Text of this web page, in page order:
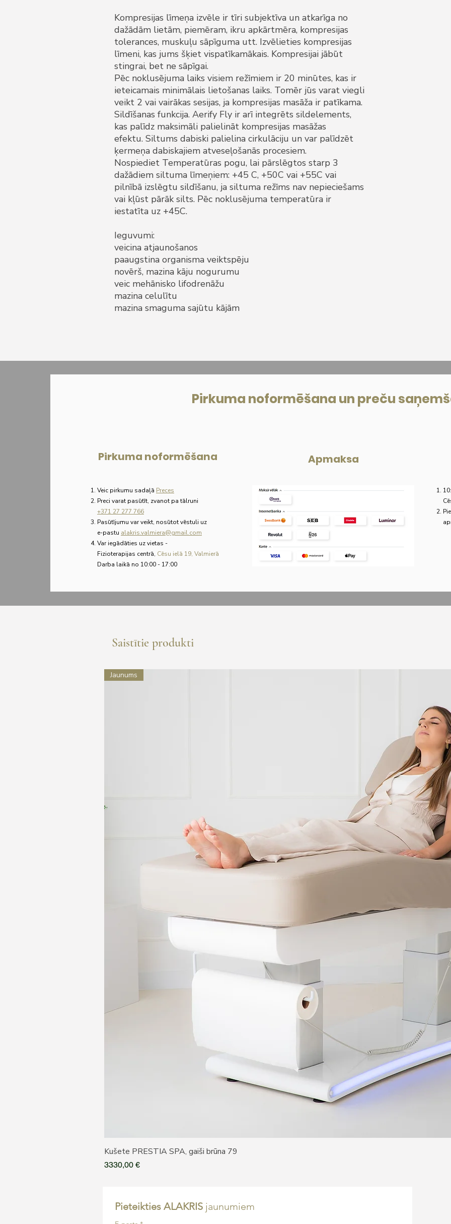
Kompresijas līmeņa izvēle ir tīri subjektīva un atkarīga no
dažādām lietām, piemēram, ikru apkārtmēra, kompresijas
tolerances, muskuļu sāpīguma utt. Izvēlieties kompresijas
līmeni, kas jums šķiet vispatīkamākais. Kompresijai jābūt
stingrai, bet ne sāpīgai.
Pēc noklusējuma laiks visiem režīmiem ir 20 minūtes, kas ir
ieteicamais minimālais lietošanas laiks. Tomēr jūs varat viegli
veikt 2 vai vairākas sesijas, ja kompresijas masāža ir patīkama.
Sildīšanas funkcija. Aerify Fly ir arī integrēts sildelements,
kas palīdz maksimāli palielināt kompresijas masāžas
efektu. Siltums dabiski palielina cirkulāciju un var palīdzēt
ķermeņa dabiskajiem atveseļošanās procesiem.
Nospiediet Temperatūras pogu, lai pārslēgtos starp 3
dažādiem siltuma līmeņiem: +45 C, +50C vai +55C vai
pilnībā izslēgtu sildīšanu, ja siltuma režīms nav nepieciešams
vai kļūst pārāk silts. Pēc noklusējuma temperatūra ir
iestatīta uz +45C.
Ieguvumi:
veicina atjaunošanos
paaugstina organisma veiktspēju
novērš, mazina kāju nogurumu
veic mehānisko lifodrenāžu
mazina celulītu
mazina smaguma sajūtu kājām
Pirkuma noformēšana un preču
Pirkuma noformēšana
Veic pirkumu sadaļā Preces
Preci varat pasūtīt, zvanot pa tālruni
+371 27 277 766
Pasūtījumu var veikt, nosūtot vēstuli uz
e-pastu alakris.valmiera@gmail.com
Var iegādāties uz vietas -
Fizioterapijas centrā, Cēsu ielā 19, Valmierā
Darba laikā no 10:00 - 17:00
Apmaksa
Saistītie produkti
Jaunums
Kušete PRESTIA SPA, gaiši brūna 79
Cena
3330,00 €
Pieteikties ALAKRIS jaunumiem